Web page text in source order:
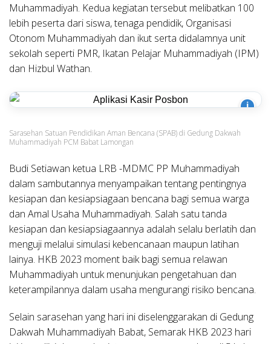
Muhammadiyah. Kedua kegiatan tersebut melibatkan 100
lebih peserta dari siswa, tenaga pendidik, Organisasi
Otonom Muhammadiyah dan ikut serta didalamnya unit
sekolah seperti PMR, Ikatan Pelajar Muhammadiyah (IPM)
dan Hizbul Wathan.
i
Sarasehan Satuan Pendidikan Aman Bencana (SPAB) di Gedung Dakwah
Muhammadiyah PCM Babat Lamongan
Budi Setiawan ketua LRB -MDMC PP Muhammadiyah
dalam sambutannya menyampaikan tentang pentingnya
kesiapan dan kesiapsiagaan bencana bagi semua warga
dan Amal Usaha Muhammadiyah. Salah satu tanda
kesiapan dan kesiapsiagaannya adalah selalu berlatih dan
menguji melalui simulasi kebencanaan maupun latihan
lainya. HKB 2023 moment baik bagi semua relawan
Muhammadiyah untuk menunjukan pengetahuan dan
keterampilannya dalam usaha mengurangi risiko bencana.
Selain sarasehan yang hari ini diselenggarakan di Gedung
Dakwah Muhammadiyah Babat, Semarak HKB 2023 hari